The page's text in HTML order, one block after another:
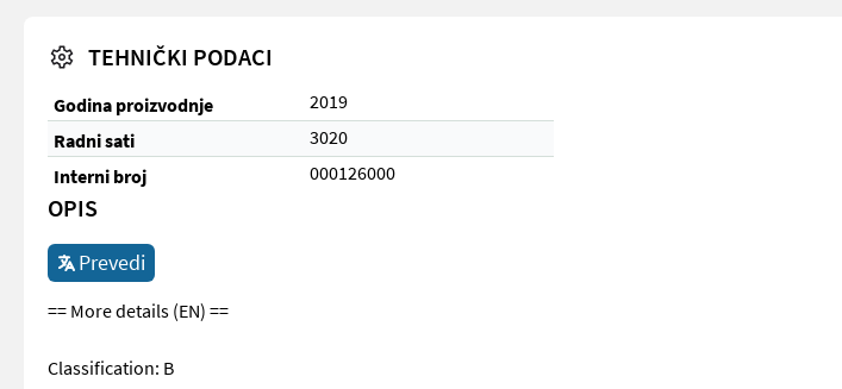
TEHNIČKI PODACI
Godina proizvodnje
2019
Radni sati
3020
Interni broj
000126000
OPIS
Prevedi
== More details (EN) ==
Classification: B